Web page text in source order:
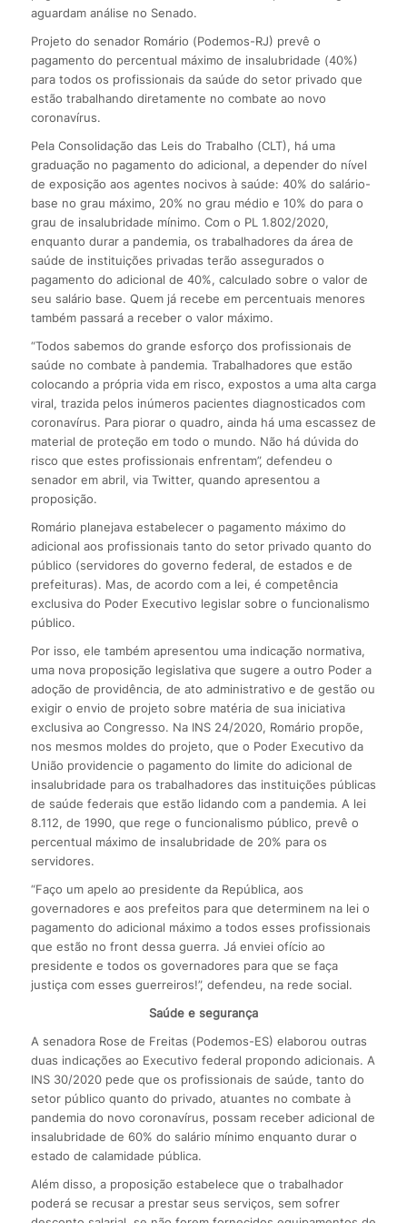
aguardam análise no Senado.
Projeto do senador Romário (Podemos-RJ) prevê o
pagamento do percentual máximo de insalubridade (40%)
para todos os profissionais da saúde do setor privado que
estão trabalhando diretamente no combate ao novo
coronavírus.
Pela Consolidação das Leis do Trabalho (CLT), há uma
graduação no pagamento do adicional, a depender do nível
de exposição aos agentes nocivos à saúde: 40% do salário-
base no grau máximo, 20% no grau médio e 10% do para o
grau de insalubridade mínimo. Com o PL 1.802/2020,
enquanto durar a pandemia, os trabalhadores da área de
saúde de instituições privadas terão assegurados o
pagamento do adicional de 40%, calculado sobre o valor de
seu salário base. Quem já recebe em percentuais menores
também passará a receber o valor máximo.
“Todos sabemos do grande esforço dos profissionais de
saúde no combate à pandemia. Trabalhadores que estão
colocando a própria vida em risco, expostos a uma alta carga
viral, trazida pelos inúmeros pacientes diagnosticados com
coronavírus. Para piorar o quadro, ainda há uma escassez de
material de proteção em todo o mundo. Não há dúvida do
risco que estes profissionais enfrentam”, defendeu o
senador em abril, via Twitter, quando apresentou a
proposição.
Romário planejava estabelecer o pagamento máximo do
adicional aos profissionais tanto do setor privado quanto do
público (servidores do governo federal, de estados e de
prefeituras). Mas, de acordo com a lei, é competência
exclusiva do Poder Executivo legislar sobre o funcionalismo
público.
Por isso, ele também apresentou uma indicação normativa,
uma nova proposição legislativa que sugere a outro Poder a
adoção de providência, de ato administrativo e de gestão ou
exigir o envio de projeto sobre matéria de sua iniciativa
exclusiva ao Congresso. Na INS 24/2020, Romário propõe,
nos mesmos moldes do projeto, que o Poder Executivo da
União providencie o pagamento do limite do adicional de
insalubridade para os trabalhadores das instituições públicas
de saúde federais que estão lidando com a pandemia. A lei
8.112, de 1990, que rege o funcionalismo público, prevê o
percentual máximo de insalubridade de 20% para os
servidores.
“Faço um apelo ao presidente da República, aos
governadores e aos prefeitos para que determinem na lei o
pagamento do adicional máximo a todos esses profissionais
que estão no front dessa guerra. Já enviei ofício ao
presidente e todos os governadores para que se faça
justiça com esses guerreiros!”, defendeu, na rede social.
Saúde e segurança
A senadora Rose de Freitas (Podemos-ES) elaborou outras
duas indicações ao Executivo federal propondo adicionais. A
INS 30/2020 pede que os profissionais de saúde, tanto do
setor público quanto do privado, atuantes no combate à
pandemia do novo coronavírus, possam receber adicional de
insalubridade de 60% do salário mínimo enquanto durar o
estado de calamidade pública.
Além disso, a proposição estabelece que o trabalhador
poderá se recusar a prestar seus serviços, sem sofrer